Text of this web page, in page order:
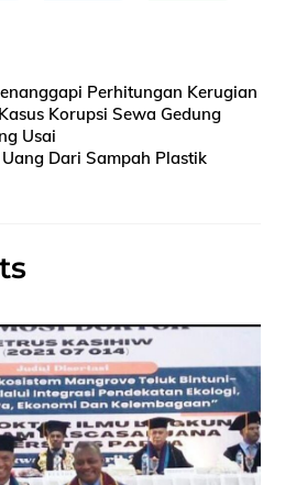
Perhitungan Kerugian
Korupsi Sewa Gedung
Usai
Dari Sampah Plastik